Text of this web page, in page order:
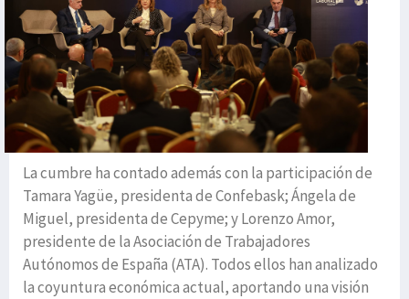
La cumbre ha contado además con la participación de
Tamara Yagüe, presidenta de Confebask; Ángela de
Miguel, presidenta de Cepyme; y Lorenzo Amor,
presidente de la Asociación de Trabajadores
Autónomos de España (ATA). Todos ellos han analizado
la coyuntura económica actual, aportando una visión